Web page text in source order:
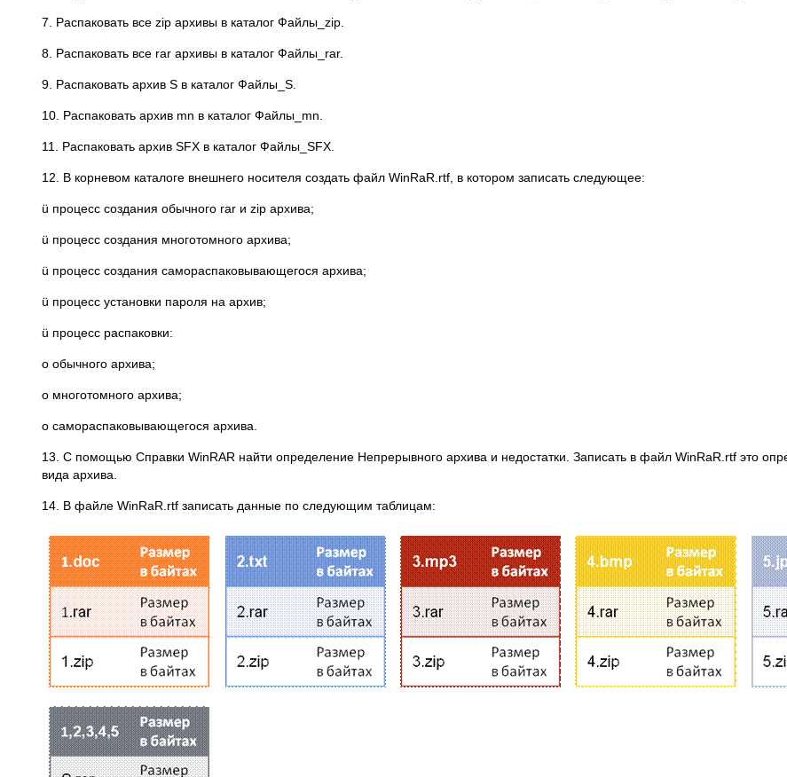
7. Распаковать все zip архивы в каталог Файлы_zip.
8. Распаковать все rar архивы в каталог Файлы_rar.
9. Распаковать архив S в каталог Файлы_S.
10. Распаковать архив mn в каталог Файлы_mn.
11. Распаковать архив SFX в каталог Файлы_SFX.
12. В корневом каталоге внешнего носителя создать файл WinRaR.rtf, в котором записать следующее:
ü процесс создания обычного rar и zip архива;
ü процесс создания многотомного архива;
ü процесс создания самораспаковывающегося архива;
ü процесс установки пароля на архив;
ü процесс распаковки:
o обычного архива;
o многотомного архива;
o самораспаковывающегося архива.
13. С помощью Справки WinRAR найти определение Непрерывного архива и недостатки. Записать в файл WinRaR.rtf это
вида архива.
14. В файле WinRaR.rtf записать данные по следующим таблицам: